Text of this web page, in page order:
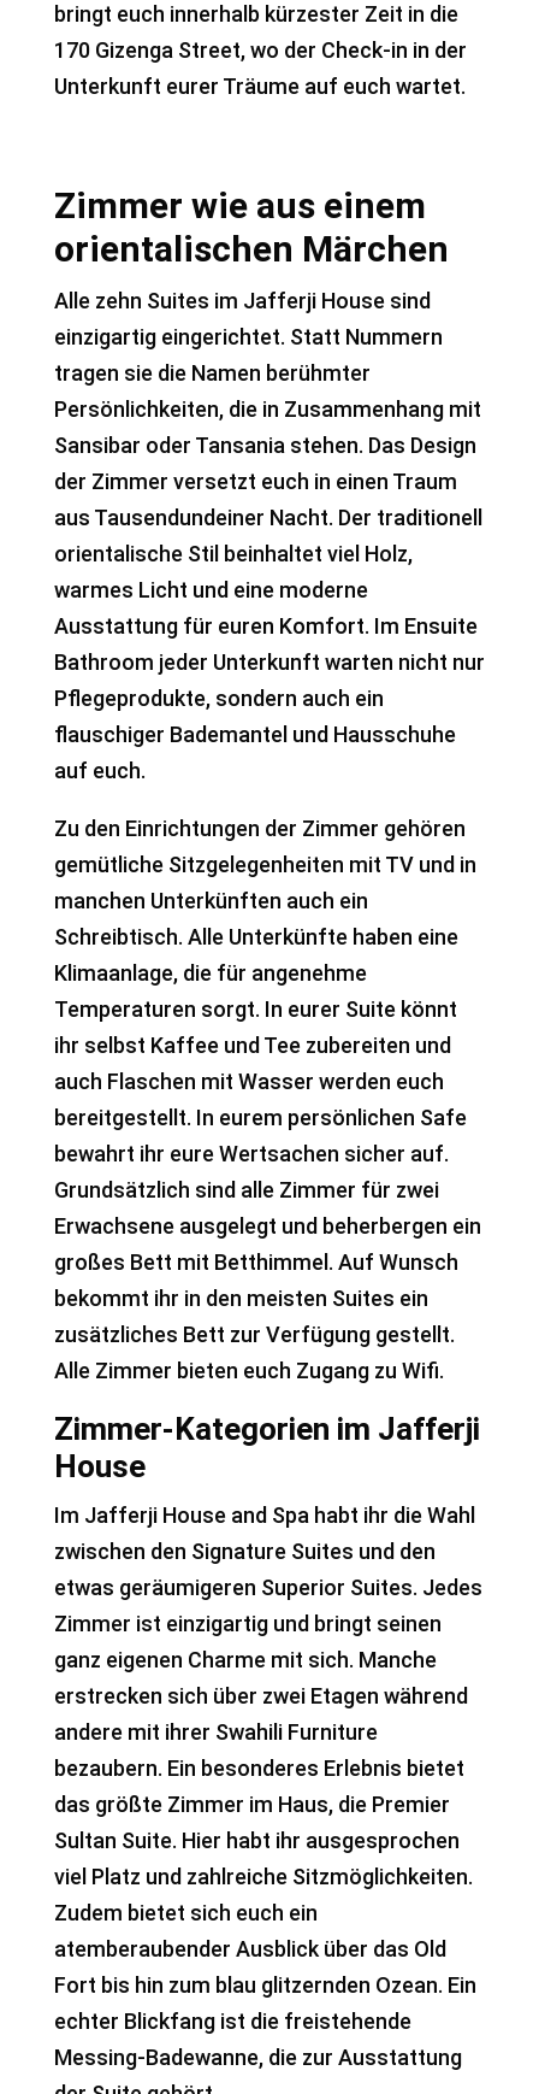
bringt euch innerhalb kürzester Zeit in die
170 Gizenga Street, wo der Check-in in der
Unterkunft eurer Träume auf euch wartet.
Zimmer wie aus einem
orientalischen Märchen
Alle zehn Suites im Jafferji House sind
einzigartig eingerichtet. Statt Nummern
tragen sie die Namen berühmter
Persönlichkeiten, die in Zusammenhang mit
Sansibar oder Tansania stehen. Das Design
der Zimmer versetzt euch in einen Traum
aus Tausendundeiner Nacht. Der traditionell
orientalische Stil beinhaltet viel Holz,
warmes Licht und eine moderne
Ausstattung für euren Komfort. Im Ensuite
Bathroom jeder Unterkunft warten nicht nur
Pflegeprodukte, sondern auch ein
flauschiger Bademantel und Hausschuhe
auf euch.
Zu den Einrichtungen der Zimmer gehören
gemütliche Sitzgelegenheiten mit TV und in
manchen Unterkünften auch ein
Schreibtisch. Alle Unterkünfte haben eine
Klimaanlage, die für angenehme
Temperaturen sorgt. In eurer Suite könnt
ihr selbst Kaffee und Tee zubereiten und
auch Flaschen mit Wasser werden euch
bereitgestellt. In eurem persönlichen Safe
bewahrt ihr eure Wertsachen sicher auf.
Grundsätzlich sind alle Zimmer für zwei
Erwachsene ausgelegt und beherbergen ein
großes Bett mit Betthimmel. Auf Wunsch
bekommt ihr in den meisten Suites ein
zusätzliches Bett zur Verfügung gestellt.
Alle Zimmer bieten euch Zugang zu Wifi.
Zimmer-Kategorien im Jafferji
House
Im Jafferji House and Spa habt ihr die Wahl
zwischen den Signature Suites und den
etwas geräumigeren Superior Suites. Jedes
Zimmer ist einzigartig und bringt seinen
ganz eigenen Charme mit sich. Manche
erstrecken sich über zwei Etagen während
andere mit ihrer Swahili Furniture
bezaubern. Ein besonderes Erlebnis bietet
das größte Zimmer im Haus, die Premier
Sultan Suite. Hier habt ihr ausgesprochen
viel Platz und zahlreiche Sitzmöglichkeiten.
Zudem bietet sich euch ein
atemberaubender Ausblick über das Old
Fort bis hin zum blau glitzernden Ozean. Ein
echter Blickfang ist die freistehende
Messing-Badewanne, die zur Ausstattung